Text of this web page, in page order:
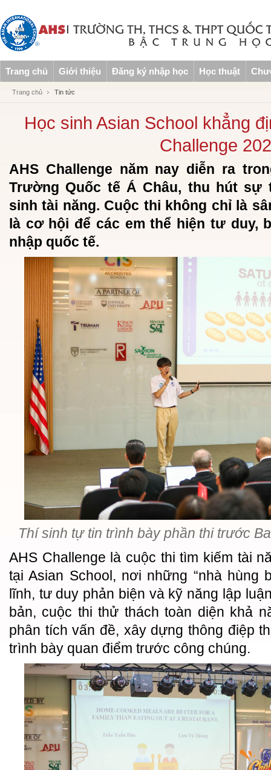
Trang chủ Giới thiệu Đăng ký nhập học Học thuật
Trang chủ Tin tức
Học sinh Asian School khẳng
Challenge
AHS Challenge năm nay diễn ra
Trường Quốc tế Á Châu, thu hút sự
sinh tài năng. Cuộc thi không chỉ là
là cơ hội để các em thể hiện tư duy,
nhập quốc tế.
Thí sinh tự tin trình bày phần thi trước
AHS Challenge là cuộc thi tìm kiếm tài
tại Asian School, nơi những “nhà hùng
lĩnh, tư duy phản biện và kỹ năng lập
bản, cuộc thi thử thách toàn diện khả
phân tích vấn đề, xây dựng thông điệp
trình bày quan điểm trước công chúng.